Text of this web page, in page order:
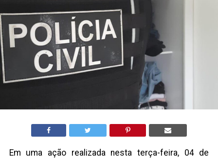
Em uma ação realizada nesta terça-feira, 04 de